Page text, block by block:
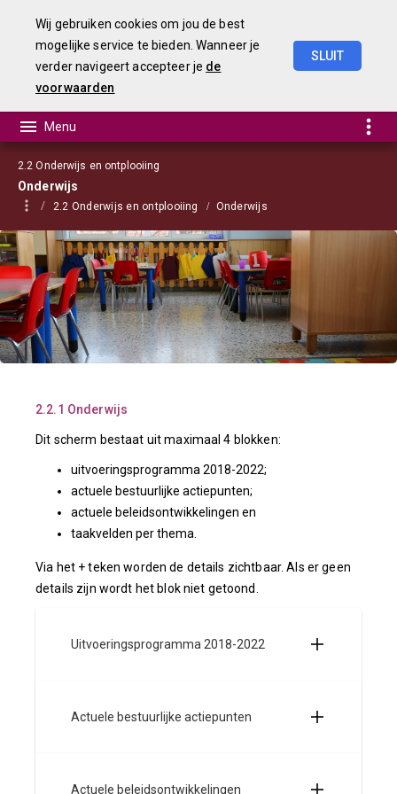
2.2 Onderwijs en ontplooiing
Onderwijs
2.2 Onderwijs en ontplooiing Onderwijs
2.2.1 Onderwijs
Dit scherm bestaat uit maximaal 4 blokken:
uitvoeringsprogramma 2018-2022;
actuele bestuurlijke actiepunten;
actuele beleidsontwikkelingen en
taakvelden per thema.
Via het + teken worden de details zichtbaar. Als er geen
details zijn wordt het blok niet getoond.
Uitvoeringsprogramma 2018-2022
Actuele bestuurlijke actiepunten
Actuele beleidsontwikkelingen
Wij gebruiken cookies om jou de best
mogelijke service te bieden. Wanneer je
verder navigeert accepteer je de
voorwaarden
SLUIT